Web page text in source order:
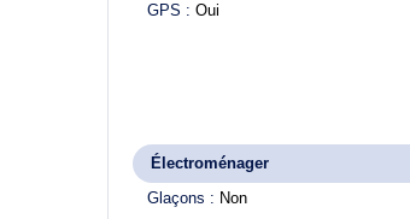
GPS : Oui
Électroménager
Glaçons : Non